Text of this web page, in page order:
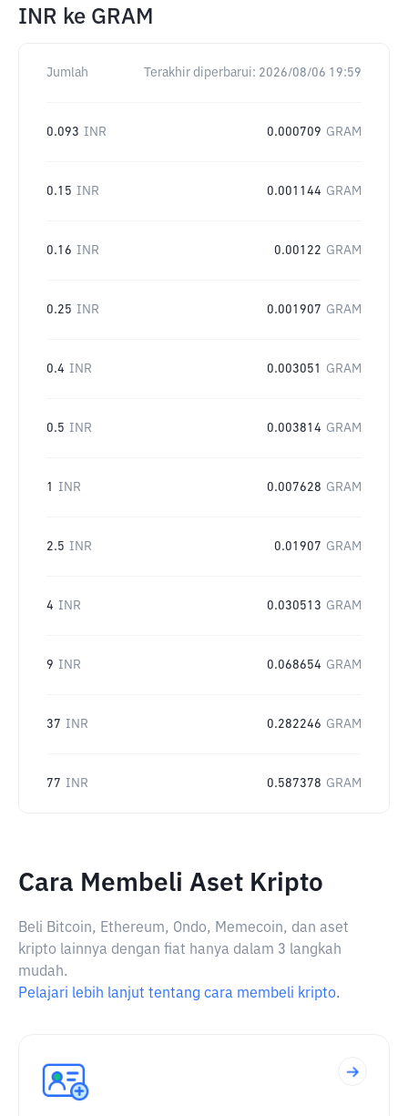
INR ke GRAM
Jumlah Terakhir diperbarui: 2026/08/06 19:59
0.093 INR 0.000709 GRAM
0.15 INR 0.001144 GRAM
0.16 INR 0.00122 GRAM
0.25 INR 0.001907 GRAM
0.4 INR 0.003051 GRAM
0.5 INR 0.003814 GRAM
1 INR 0.007628 GRAM
2.5 INR 0.01907 GRAM
4 INR 0.030513 GRAM
9 INR 0.068654 GRAM
37 INR 0.282246 GRAM
77 INR 0.587378 GRAM
Cara Membeli Aset Kripto
Beli Bitcoin, Ethereum, Ondo, Memecoin, dan aset
kripto lainnya dengan fiat hanya dalam 3 langkah
mudah.
Pelajari lebih lanjut tentang cara membeli kripto.